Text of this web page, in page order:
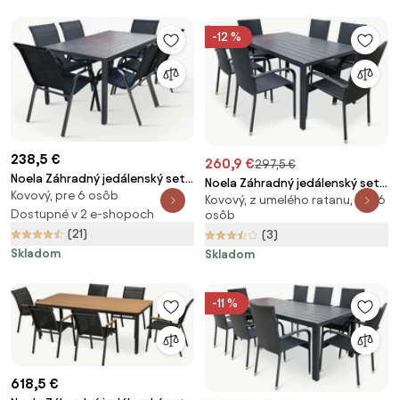
238,5 €
Noela Záhradný jedálenský set
Viking L + 6x kovová stolička
Ramada
Kovový, pre 6 osôb
Dostupné v 2 e-shopoch
(21)
Skladom
-12 %
260,9 €297,5 €
Noela Záhradný jedálenský set
Viking L + 6x ratanová stolička
Paris
Kovový, z umelého ratanu, pre 6
osôb
(3)
Skladom
618,5 €
-11 %